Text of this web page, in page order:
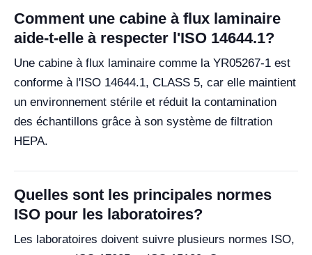
Comment une cabine à flux laminaire
aide-t-elle à respecter l'ISO 14644.1?
Une cabine à flux laminaire comme la YR05267-1 est
conforme à l'ISO 14644.1, CLASS 5, car elle maintient
un environnement stérile et réduit la contamination
des échantillons grâce à son système de filtration
HEPA.
Quelles sont les principales normes
ISO pour les laboratoires?
Les laboratoires doivent suivre plusieurs normes ISO,